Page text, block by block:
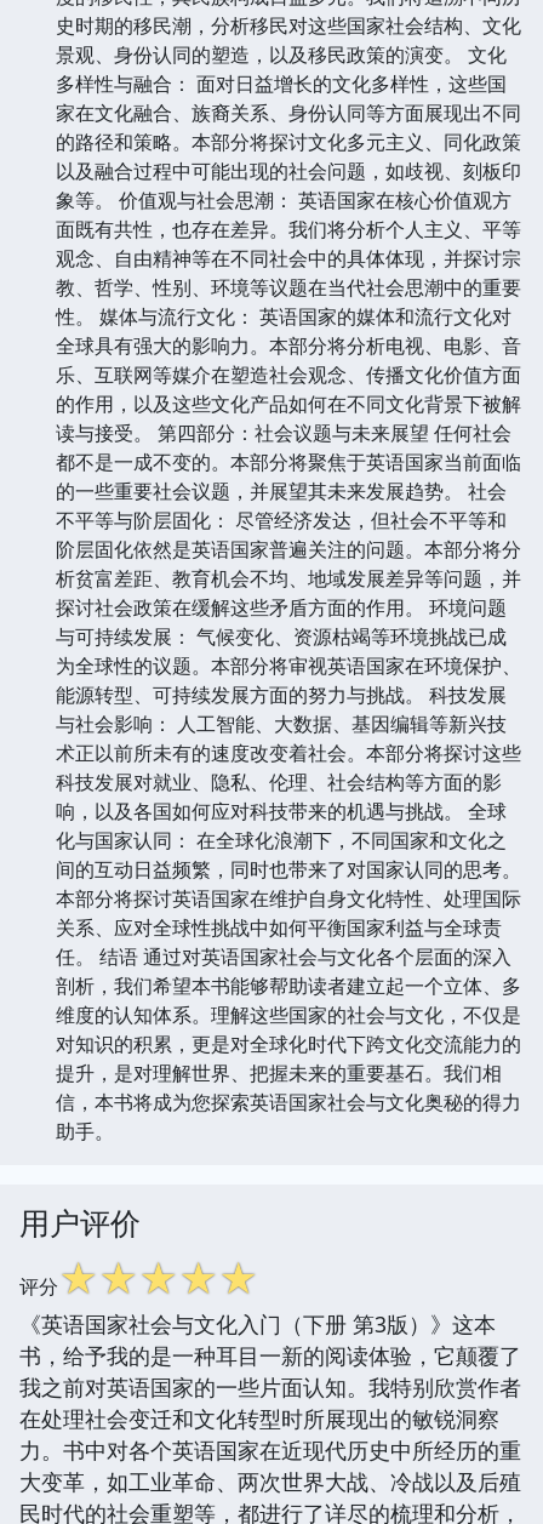
史时期的移民潮，分析移民对这些国家社会结构、文化
景观、身份认同的塑造，以及移民政策的演变。 文化
多样性与融合： 面对日益增长的文化多样性，这些国
家在文化融合、族裔关系、身份认同等方面展现出不同
的路径和策略。本部分将探讨文化多元主义、同化政策
以及融合过程中可能出现的社会问题，如歧视、刻板印
象等。 价值观与社会思潮： 英语国家在核心价值观方
面既有共性，也存在差异。我们将分析个人主义、平等
观念、自由精神等在不同社会中的具体体现，并探讨宗
教、哲学、性别、环境等议题在当代社会思潮中的重要
性。 媒体与流行文化： 英语国家的媒体和流行文化对
全球具有强大的影响力。本部分将分析电视、电影、音
乐、互联网等媒介在塑造社会观念、传播文化价值方面
的作用，以及这些文化产品如何在不同文化背景下被解
读与接受。 第四部分：社会议题与未来展望 任何社会
都不是一成不变的。本部分将聚焦于英语国家当前面临
的一些重要社会议题，并展望其未来发展趋势。 社会
不平等与阶层固化： 尽管经济发达，但社会不平等和
阶层固化依然是英语国家普遍关注的问题。本部分将分
析贫富差距、教育机会不均、地域发展差异等问题，并
探讨社会政策在缓解这些矛盾方面的作用。 环境问题
与可持续发展： 气候变化、资源枯竭等环境挑战已成
为全球性的议题。本部分将审视英语国家在环境保护、
能源转型、可持续发展方面的努力与挑战。 科技发展
与社会影响： 人工智能、大数据、基因编辑等新兴技
术正以前所未有的速度改变着社会。本部分将探讨这些
科技发展对就业、隐私、伦理、社会结构等方面的影
响，以及各国如何应对科技带来的机遇与挑战。 全球
化与国家认同： 在全球化浪潮下，不同国家和文化之
间的互动日益频繁，同时也带来了对国家认同的思考。
本部分将探讨英语国家在维护自身文化特性、处理国际
关系、应对全球性挑战中如何平衡国家利益与全球责
任。 结语 通过对英语国家社会与文化各个层面的深入
剖析，我们希望本书能够帮助读者建立起一个立体、多
维度的认知体系。理解这些国家的社会与文化，不仅是
对知识的积累，更是对全球化时代下跨文化交流能力的
提升，是对理解世界、把握未来的重要基石。我们相
信，本书将成为您探索英语国家社会与文化奥秘的得力
助手。
用户评价
评分☆☆☆☆☆
《英语国家社会与文化入门（下册 第3版）》这本
书，给予我的是一种耳目一新的阅读体验，它颠覆了
我之前对英语国家的一些片面认知。我特别欣赏作者
在处理社会变迁和文化转型时所展现出的敏锐洞察
力。书中对各个英语国家在近现代历史中所经历的重
大变革，如工业革命、两次世界大战、冷战以及后殖
民时代的社会重塑等，都进行了详尽的梳理和分析，